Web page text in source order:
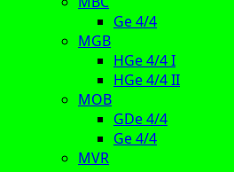
Ge 4/4
MGB
HGe 4/4 I
HGe 4/4 II
MOB
GDe 4/4
Ge 4/4
MVR